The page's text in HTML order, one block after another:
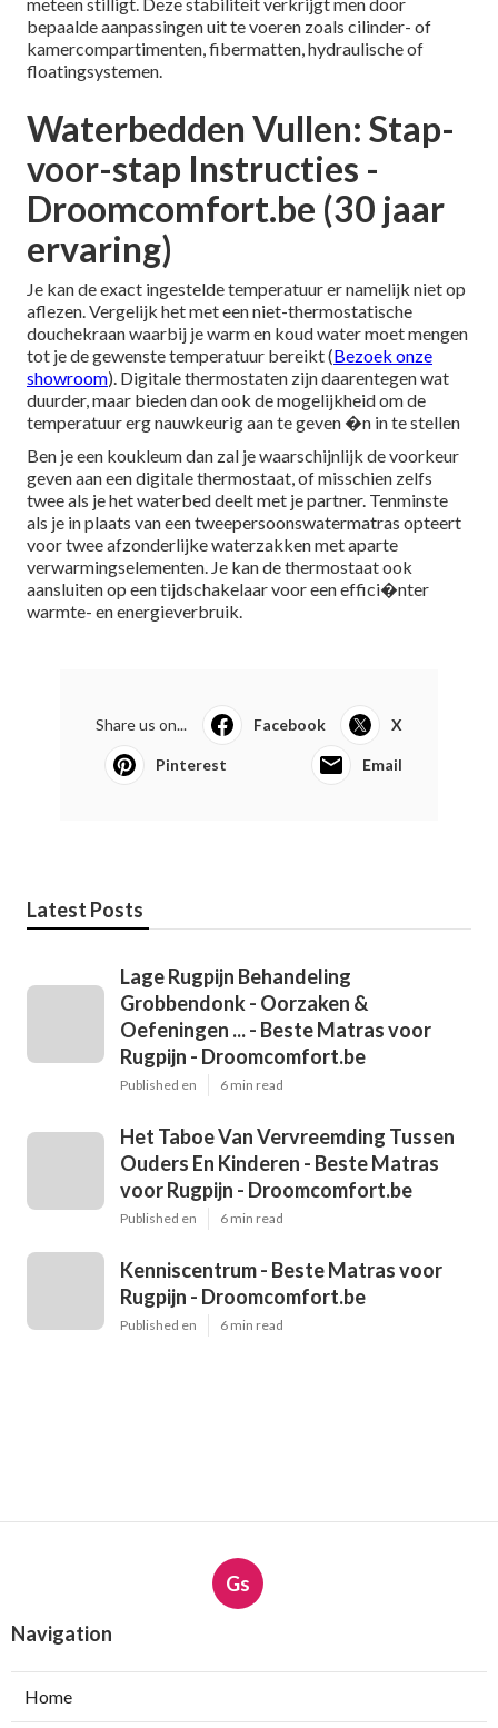
bepaalde aanpassingen uit te voeren zoals cilinder- of
kamercompartimenten, fibermatten, hydraulische of
floatingsystemen.
Waterbedden Vullen: Stap-
voor-stap Instructies -
Droomcomfort.be (30 jaar
ervaring)
Je kan de exact ingestelde temperatuur er namelijk niet op
aflezen. Vergelijk het met een niet-thermostatische
douchekraan waarbij je warm en koud water moet mengen
tot je de gewenste temperatuur bereikt (Bezoek onze
showroom). Digitale thermostaten zijn daarentegen wat
duurder, maar bieden dan ook de mogelijkheid om de
temperatuur erg nauwkeurig aan te geven �n in te stellen
Ben je een koukleum dan zal je waarschijnlijk de voorkeur
geven aan een digitale thermostaat, of misschien zelfs
twee als je het waterbed deelt met je partner. Tenminste
als je in plaats van een tweepersoonswatermatras opteert
voor twee afzonderlijke waterzakken met aparte
verwarmingselementen. Je kan de thermostaat ook
aansluiten op een tijdschakelaar voor een effici�nter
warmte- en energieverbruik.
Share us on... Facebook X
Pinterest Email
Latest Posts
Lage Rugpijn Behandeling
Grobbendonk - Oorzaken &
Oefeningen ... - Beste Matras voor
Rugpijn - Droomcomfort.be
Published en 6 min read
Het Taboe Van Vervreemding Tussen
Ouders En Kinderen - Beste Matras
voor Rugpijn - Droomcomfort.be
Published en 6 min read
Kenniscentrum - Beste Matras voor
Rugpijn - Droomcomfort.be
Published en 6 min read
Gs
Navigation
Home